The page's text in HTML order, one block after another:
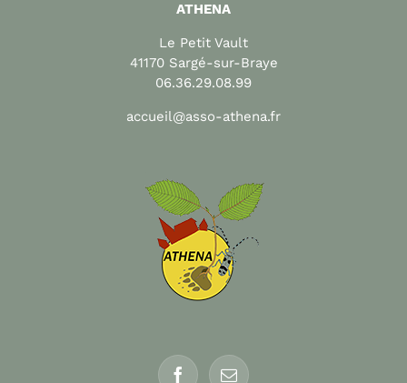
ATHENA
Le Petit Vault
41170 Sargé-sur-Braye
06.36.29.08.99
accueil@asso-athena.fr